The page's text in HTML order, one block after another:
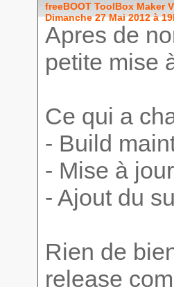
freeBOOT ToolBox Maker
Dimanche 27 Mai 2012 à
Apres de
petite mise
Ce qui a
- Build
- Mise à
- Ajout du
Rien de
release